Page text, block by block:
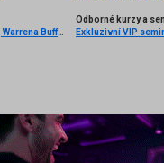
Krotitelé trhů - Inspirujte se příběhy George Sorose, Warrena Buffetta a Paula Volckera
Odborné kurzy a
Exkluzivní VIP